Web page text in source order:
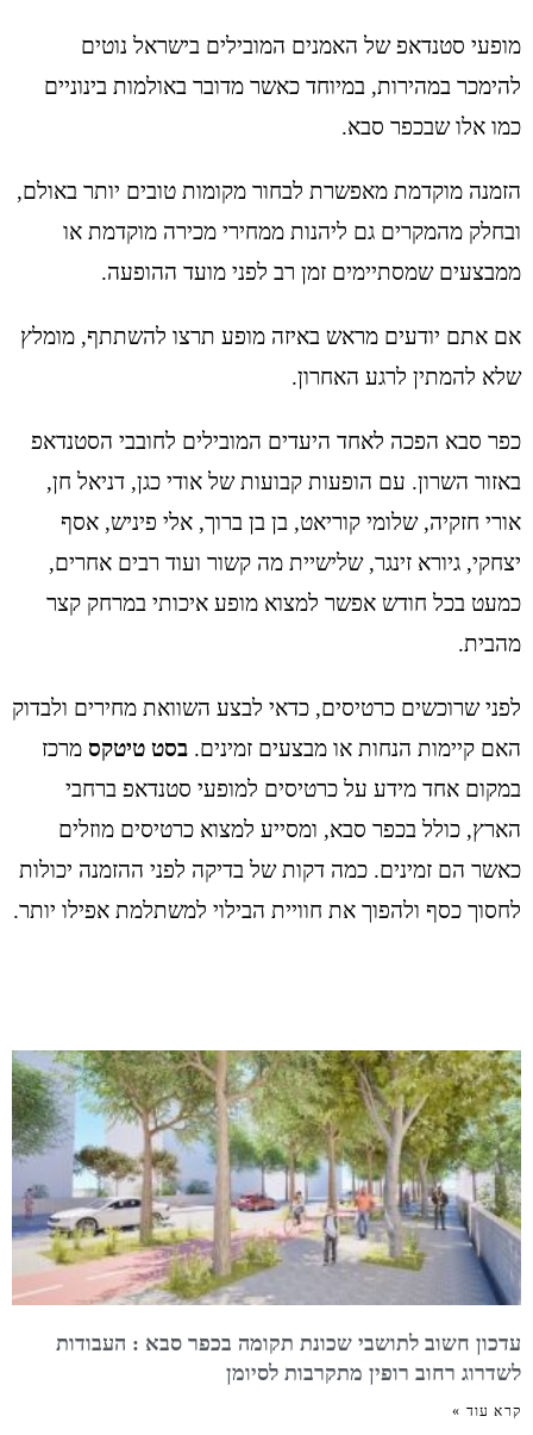
מופעי סטנדאפ של האמנים המובילים בישראל נוטים
להימכר במהירות, במיוחד כאשר מדובר באולמות בינוניים
כמו אלו שבכפר סבא.
הזמנה מוקדמת מאפשרת לבחור מקומות טובים יותר באולם,
ובחלק מהמקרים גם ליהנות ממחירי מכירה מוקדמת או
ממבצעים שמסתיימים זמן רב לפני מועד ההופעה.
אם אתם יודעים מראש באיזה מופע תרצו להשתתף, מומלץ
שלא להמתין לרגע האחרון.
כפר סבא הפכה לאחד היעדים המובילים לחובבי הסטנדאפ
באזור השרון. עם הופעות קבועות של אודי כגן, דניאל חן,
אורי חזקיה, שלומי קוריאט, בן בן ברוך, אלי פיניש, אסף
יצחקי, גיורא זינגר, שלישיית מה קשור ועוד רבים אחרים,
כמעט בכל חודש אפשר למצוא מופע איכותי במרחק קצר
מהבית.
לפני שרוכשים כרטיסים, כדאי לבצע השוואת מחירים ולבדוק
האם קיימות הנחות או מבצעים זמינים. בסט טיטקס מרכז
במקום אחד מידע על כרטיסים למופעי סטנדאפ ברחבי
הארץ, כולל בכפר סבא, ומסייע למצוא כרטיסים מוזלים
כאשר הם זמינים. כמה דקות של בדיקה לפני ההזמנה יכולות
לחסוך כסף ולהפוך את חוויית הבילוי למשתלמת אפילו יותר.
עדכון חשוב לתושבי שכונת תקומה בכפר סבא : העבודות
לשדרוג רחוב רופין מתקרבות לסיומן
קרא עוד »